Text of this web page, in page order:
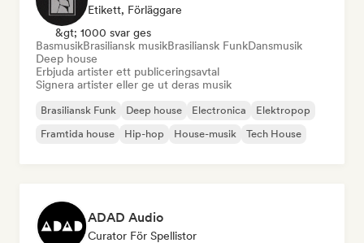
Etikett, Förläggare
&gt; 1000 svar ges
BasmusikBrasiliansk musikBrasiliansk FunkDansmusik
Deep house
Erbjuda artister ett publiceringsavtal
Signera artister eller ge ut deras musik
Brasiliansk Funk Deep house Electronica
Elektropop
Framtida house
Hip-hop House-musik Tech House
ADAD Audio
Curator För Spellistor